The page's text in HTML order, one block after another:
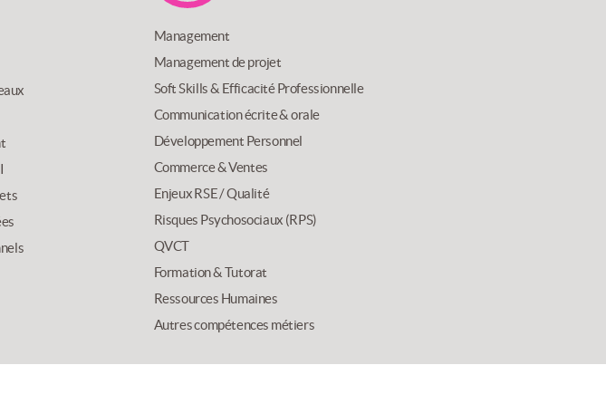
Management
Management de projet
Soft Skills & Efficacité Professionnelle
Communication écrite & orale
Développement Personnel
Commerce & Ventes
Enjeux RSE / Qualité
Risques Psychosociaux (RPS)
QVCT
Formation & Tutorat
Ressources Humaines
Autres compétences métiers